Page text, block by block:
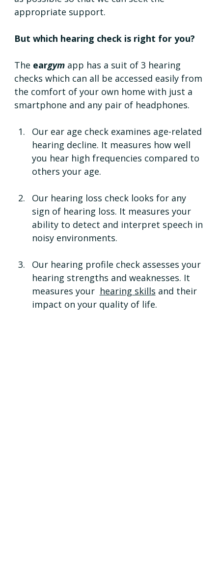
appropriate support.
But which hearing check is right for you?
The eargym app has a suit of 3 hearing
checks which can all be accessed easily from
the comfort of your own home with just a
smartphone and any pair of headphones.
Our ear age check examines age-related
hearing decline. It measures how well
you hear high frequencies compared to
others your age.
Our hearing loss check looks for any
sign of hearing loss. It measures your
ability to detect and interpret speech in
noisy environments.
Our hearing profile check assesses your
hearing strengths and weaknesses. It
measures your hearing skills and their
impact on your quality of life.